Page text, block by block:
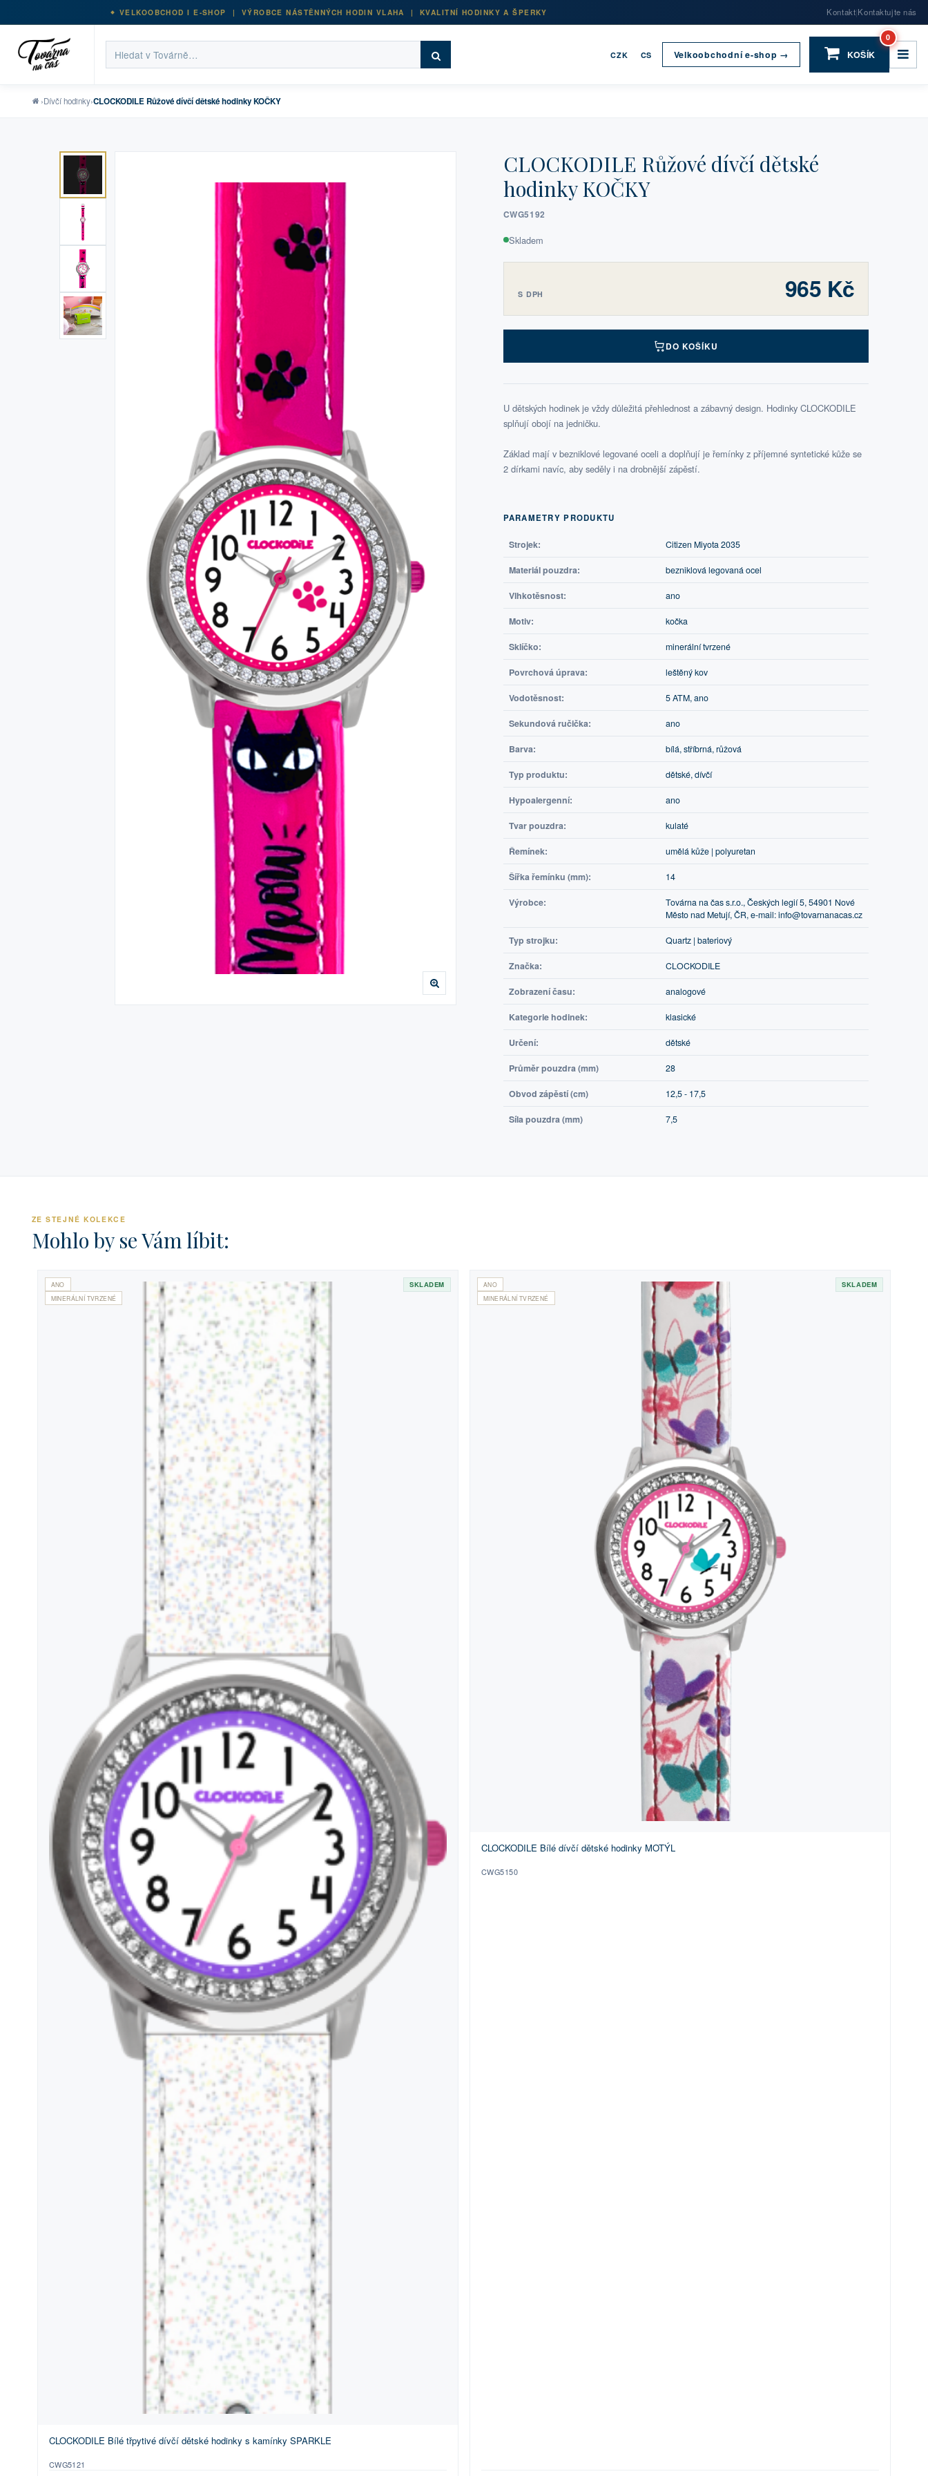
VELKOOBCHOD I E-SHOP | VÝROBCE NÁSTĚNNÝCH HODIN VLAHA | KVALITNÍ HODINKY A ŠPERKY Kontakt|Kontaktujte nás
CZK CS Velkoobchodní e-shop → KOŠÍK
0
›Dívčí hodinky›CLOCKODILE Růžové dívčí dětské hodinky KOČKY
CLOCKODILE Růžové dívčí dětské
hodinky KOČKY
CWG5192
Skladem
S DPH 965 Kč
DO KOŠÍKU
U dětských hodinek je vždy důležitá přehlednost a zábavný design. Hodinky CLOCKODILE
splňují obojí na jedničku.
Základ mají v bezniklové legované oceli a doplňují je řemínky z příjemné syntetické kůže se
2 dírkami navíc, aby seděly i na drobnější zápěstí.
PARAMETRY PRODUKTU
Strojek: Citizen Miyota 2035
Materiál pouzdra: bezniklová legovaná ocel
Vlhkotěsnost: ano
Motiv: kočka
Sklíčko: minerální tvrzené
Povrchová úprava: leštěný kov
Vodotěsnost: 5 ATM, ano
Sekundová ručička: ano
Barva: bílá, stříbrná, růžová
Typ produktu: dětské, dívčí
Hypoalergenní: ano
Tvar pouzdra: kulaté
Řemínek: umělá kůže | polyuretan
Šířka řemínku (mm): 14
Výrobce:
Továrna na čas s.r.o., Českých legií 5, 54901 Nové
Město nad Metují, ČR, e-mail: info@tovarnanacas.cz
Typ strojku: Quartz | bateriový
Značka: CLOCKODILE
Zobrazení času: analogové
Kategorie hodinek: klasické
Určení: dětské
Průměr pouzdra (mm) 28
Obvod zápěstí (cm) 12,5 - 17,5
Síla pouzdra (mm) 7,5
ZE STEJNÉ KOLEKCE
Mohlo by se Vám líbit:
ANO
MINERÁLNÍ TVRZENÉ
SKLADEM
CLOCKODILE Bílé třpytivé dívčí dětské hodinky s kamínky SPARKLE
CWG5121
ANO
MINERÁLNÍ TVRZENÉ
SKLADEM
CLOCKODILE Bílé dívčí dětské hodinky MOTÝL
CWG5150